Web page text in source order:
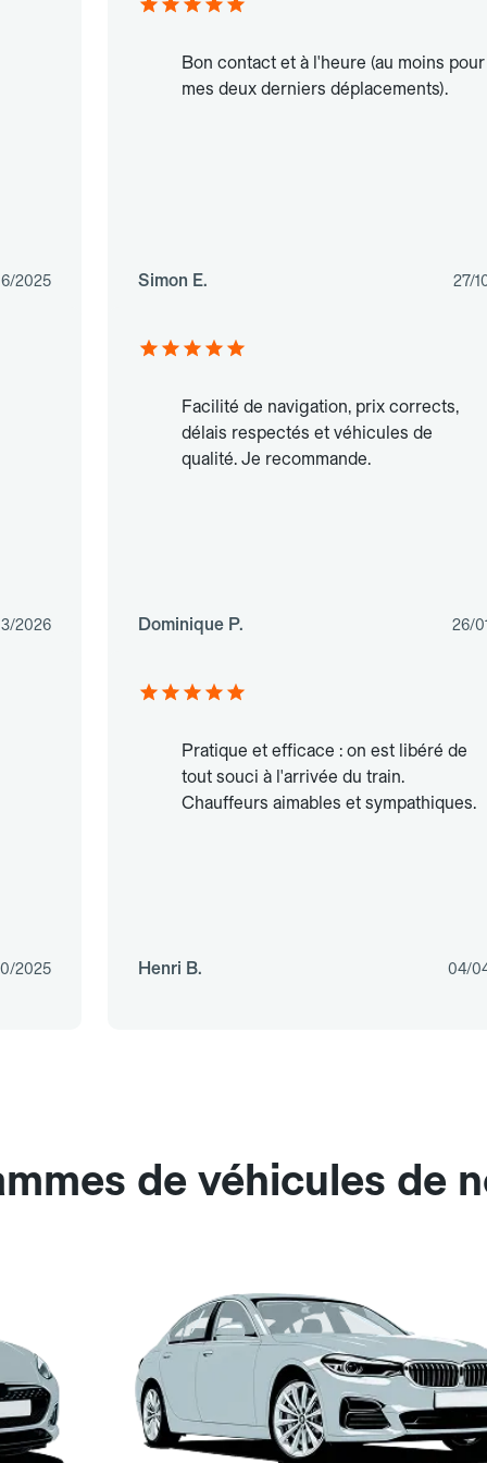
2025
Bon contact et à l'heure (au moins pour
mes deux derniers déplacements).
Simon E. 27/
2026
Facilité de navigation, prix corrects,
délais respectés et véhicules de
qualité. Je recommande.
Dominique P. 26/
2025
Pratique et efficace : on est libéré de
tout souci à l'arrivée du train.
Chauffeurs aimables et sympathiques.
Henri B. 04/
de véhicules de